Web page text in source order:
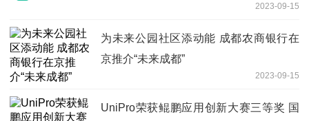
2023-09-15
为未来公园社区添动能 成都农商银行在
京推介“未来成都”
2023-09-15
UniPro荣获鲲鹏应用创新大赛三等奖 国